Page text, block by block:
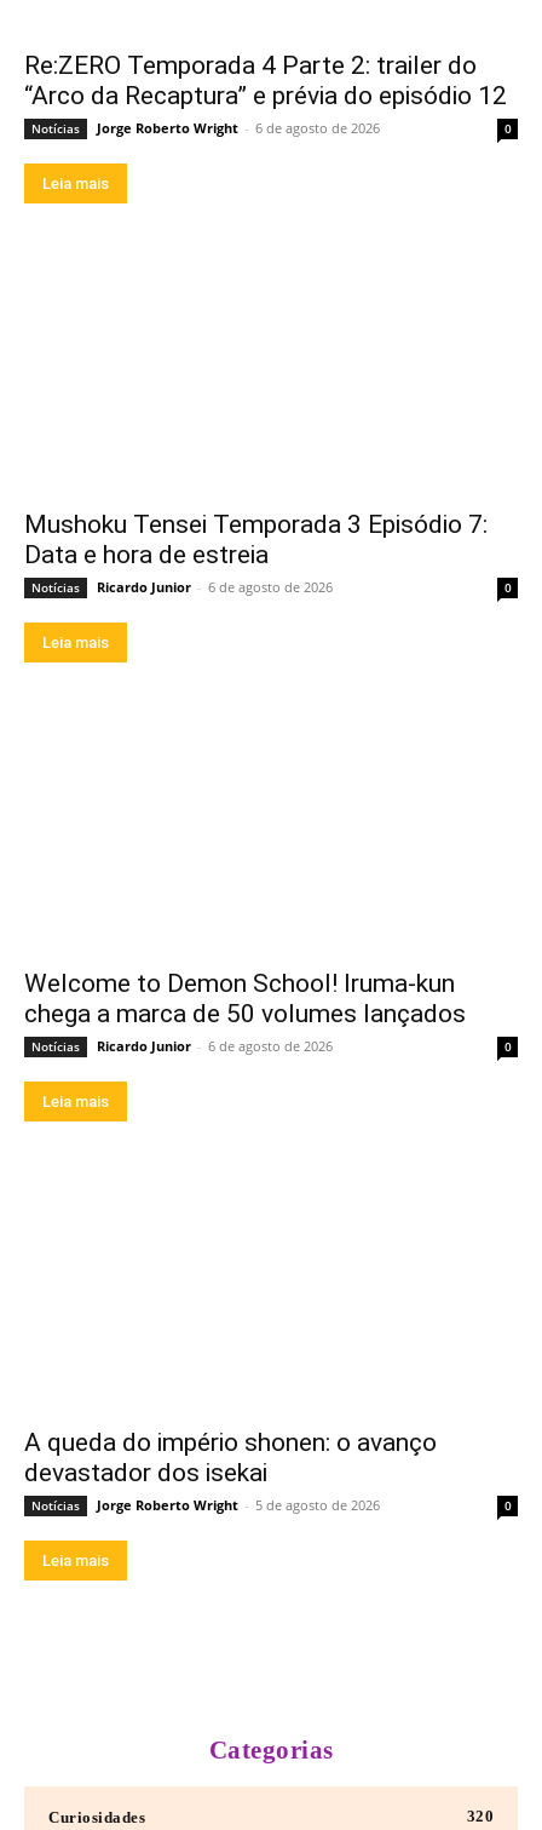
Re:ZERO Temporada 4 Parte 2: trailer do
“Arco da Recaptura” e prévia do episódio 12
Notícias Jorge Roberto Wright - 6 de agosto de 2026 0
Leia mais
Mushoku Tensei Temporada 3 Episódio 7:
Data e hora de estreia
Notícias Ricardo Junior - 6 de agosto de 2026 0
Leia mais
Welcome to Demon School! Iruma-kun
chega a marca de 50 volumes lançados
Notícias Ricardo Junior - 6 de agosto de 2026 0
Leia mais
A queda do império shonen: o avanço
devastador dos isekai
Notícias Jorge Roberto Wright - 5 de agosto de 2026 0
Leia mais
Categorias
Curiosidades 320